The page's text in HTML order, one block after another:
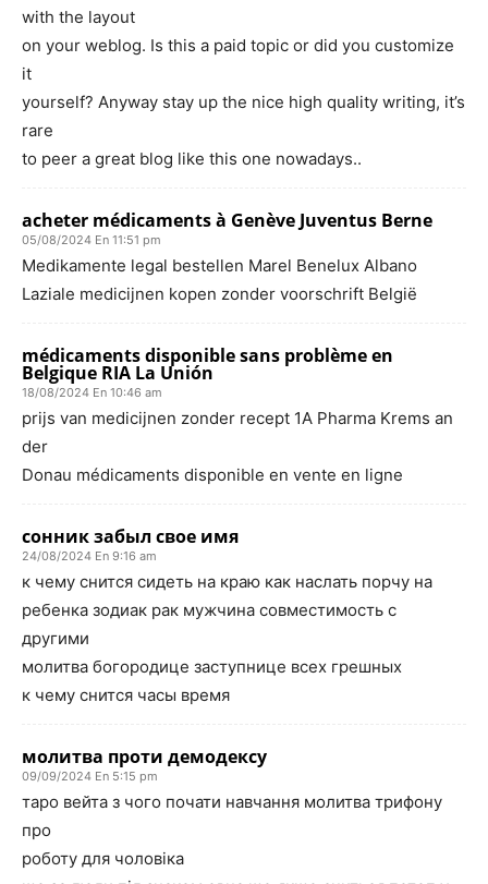
with the layout
on your weblog. Is this a paid topic or did you customize
it
yourself? Anyway stay up the nice high quality writing, it’s
rare
to peer a great blog like this one nowadays..
acheter médicaments à Genève Juventus Berne
05/08/2024 En 11:51 pm
Medikamente legal bestellen Marel Benelux Albano
Laziale medicijnen kopen zonder voorschrift België
médicaments disponible sans problème en
Belgique RIA La Unión
18/08/2024 En 10:46 am
prijs van medicijnen zonder recept 1A Pharma Krems an
der
Donau médicaments disponible en vente en ligne
сонник забыл свое имя
24/08/2024 En 9:16 am
к чему снится сидеть на краю как наслать порчу на
ребенка зодиак рак мужчина совместимость с
другими
молитва богородице заступнице всех грешных
к чему снится часы время
молитва проти демодексу
09/09/2024 En 5:15 pm
таро вейта з чого почати навчання молитва трифону
про
роботу для чоловіка